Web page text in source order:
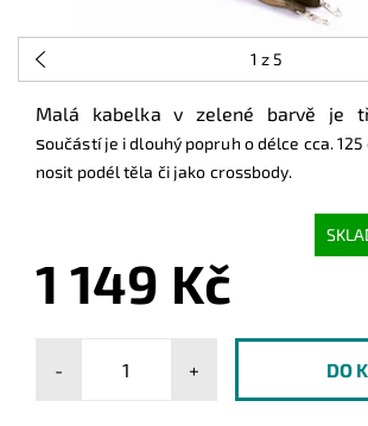
1 z 5
Malá kabelka v zelené barvě je
součástí je i dlouhý popruh o délce cca.
nosit podél těla či jako crossbody.
1 149 Kč
- +